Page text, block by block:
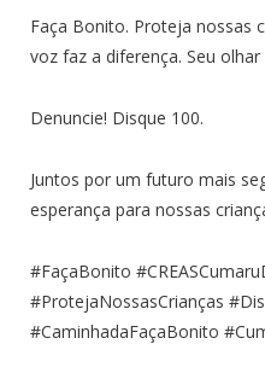
Faça Bonito. Proteja nossas
voz faz a diferença. Seu
Denuncie! Disque 100.
Juntos por um futuro mais
esperança para nossas
#FaçaBonito
#ProtejaNossasCrianças
#CaminhadaFaçaBonito